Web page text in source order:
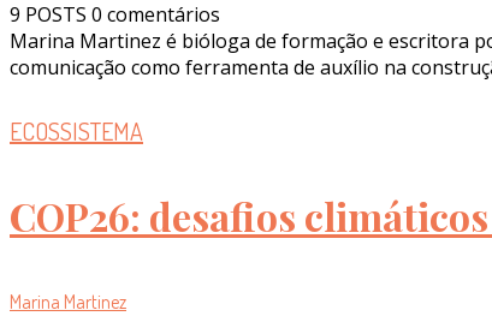
9 POSTS 0 comentários
Marina Martinez é bióloga de formação e escritora
comunicação como ferramenta de auxílio na
ECOSSISTEMA
COP26: desafios
Marina Martinez